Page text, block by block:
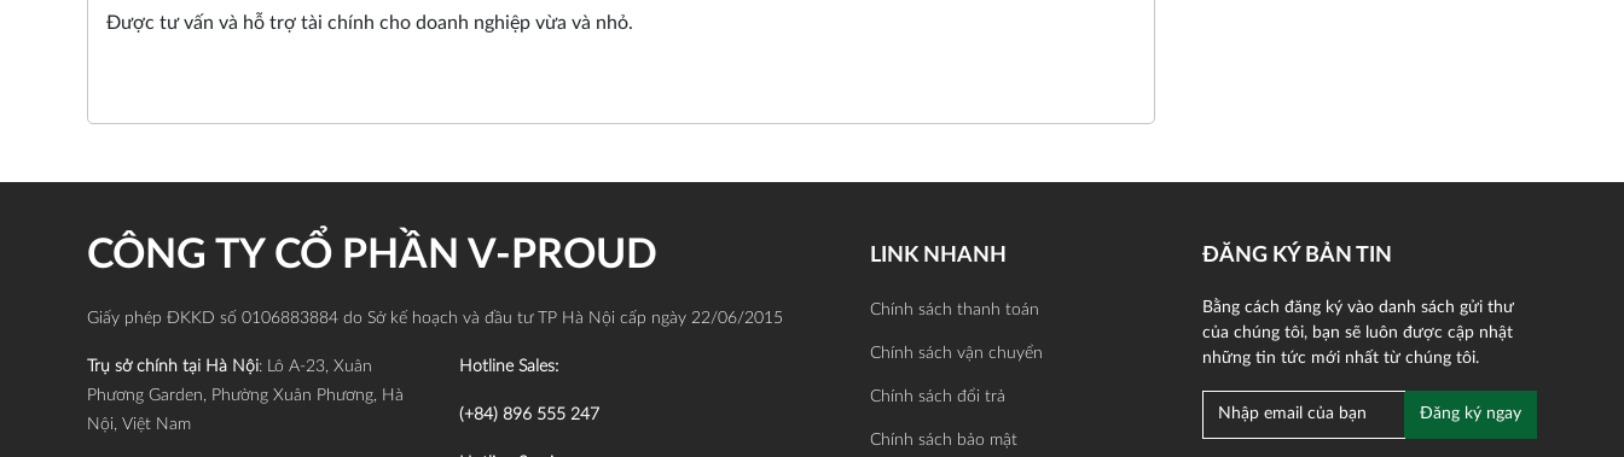
Được tư vấn và hỗ trợ tài chính cho doanh nghiệp vừa và nhỏ.
CÔNG TY CỔ PHẦN V-PROUD
Giấy phép ĐKKD số 0106883884 do Sở kế hoạch và đầu tư TP Hà Nội cấp ngày 22/06/2015
Trụ sở chính tại Hà Nội: Lô A-23, Xuân
Phương Garden, Phường Xuân Phương, Hà
Nội, Việt Nam
Hotline Sales:
(+84) 896 555 247
LINK NHANH
Chính sách thanh toán
Chính sách vận chuyển
Chính sách đổi trả
Chính sách bảo mật
ĐĂNG KÝ BẢN TIN
Bằng cách đăng ký vào danh sách gửi thư
của chúng tôi, bạn sẽ luôn được cập nhật
những tin tức mới nhất từ chúng tôi.